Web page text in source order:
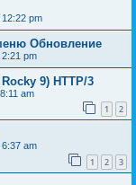
pm
Обновление
pm
9) HTTP/3
am
1 2
am
1 2 3